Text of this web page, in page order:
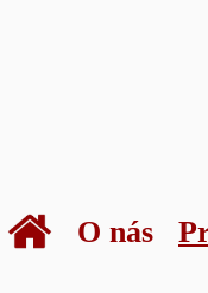
O nás